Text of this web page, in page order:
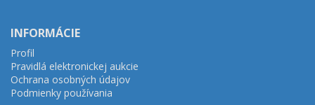
INFORMÁCIE
Profil
Pravidlá elektronickej aukcie
Ochrana osobných údajov
Podmienky používania